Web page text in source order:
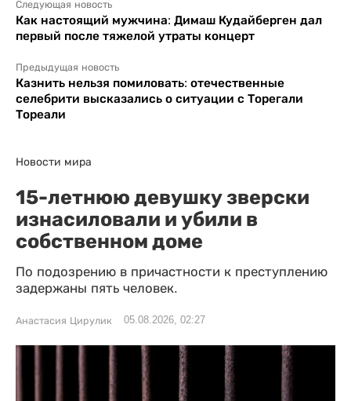
Следующая новость
Как настоящий мужчина: Димаш Кудайберген дал
первый после тяжелой утраты концерт
Предыдущая новость
Казнить нельзя помиловать: отечественные
селебрити высказались о ситуации с Торегали
Тореали
Новости мира
15-летнюю девушку зверски
изнасиловали и убили в
собственном доме
По подозрению в причастности к преступлению
задержаны пять человек.
Анастасия Цирулик 05.08.2026, 02:27